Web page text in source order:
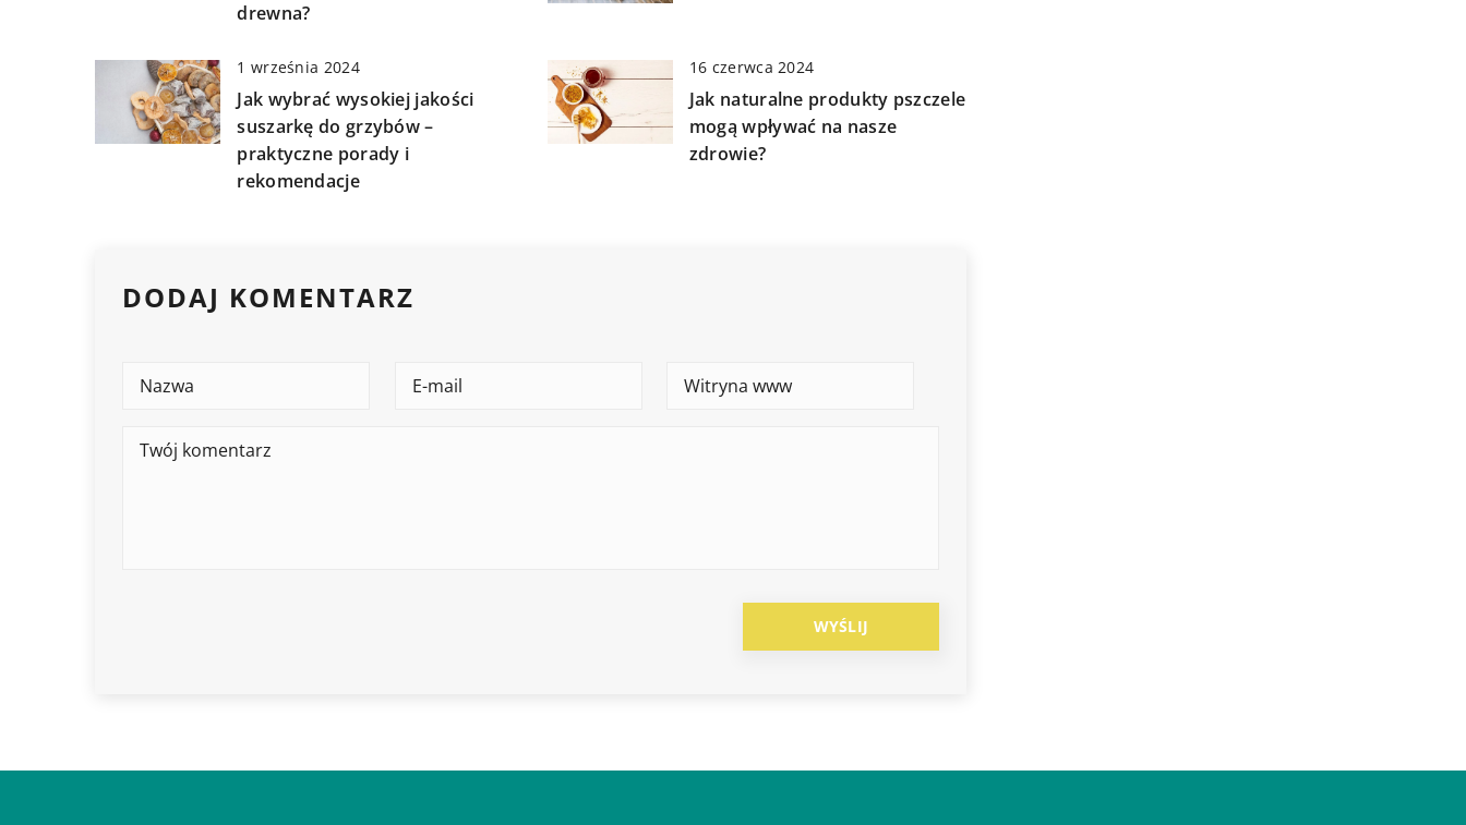
drewna?
1 września 2024
Jak wybrać wysokiej jakości
suszarkę do grzybów –
praktyczne porady i
rekomendacje
16 czerwca 2024
Jak naturalne produkty pszczele
mogą wpływać na nasze
zdrowie?
DODAJ KOMENTARZ